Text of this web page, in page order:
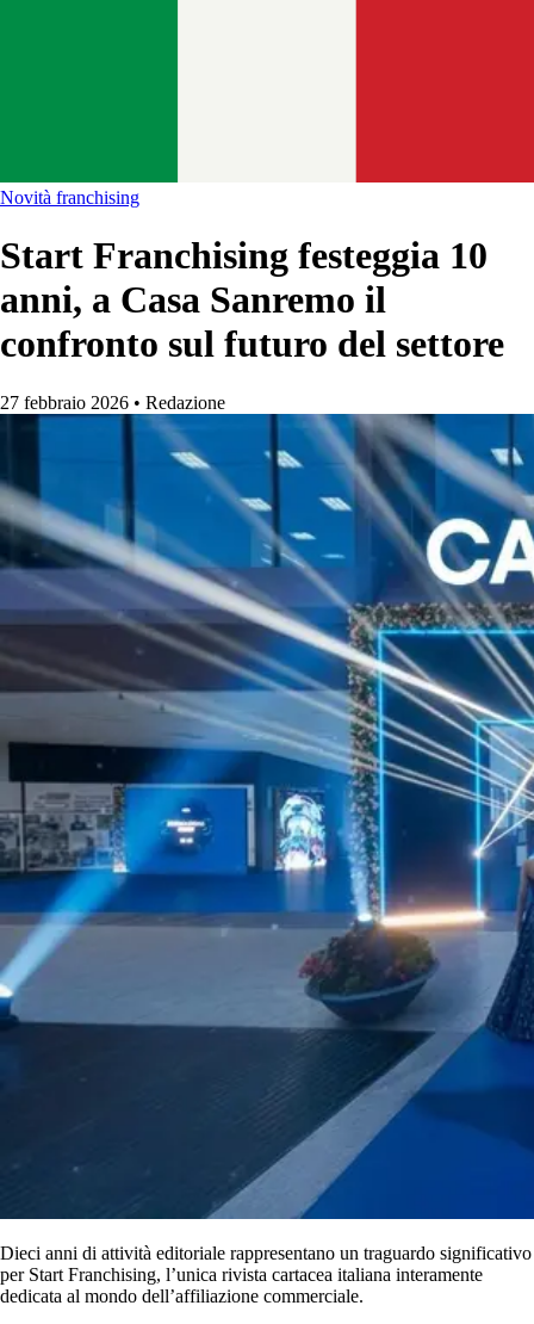
Novità franchising
Start Franchising festeggia 10
anni, a Casa Sanremo il
confronto sul futuro del settore
27 febbraio 2026 • Redazione
Dieci anni di attività editoriale rappresentano un traguardo significativo
per Start Franchising, l’unica rivista cartacea italiana interamente
dedicata al mondo dell’affiliazione commerciale.